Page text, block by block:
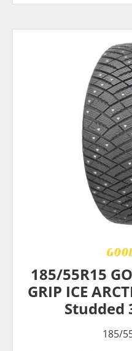
185/55R15
GRIP ICE
Studded
185/